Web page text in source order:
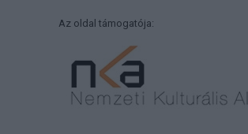
Az oldal támogatója: